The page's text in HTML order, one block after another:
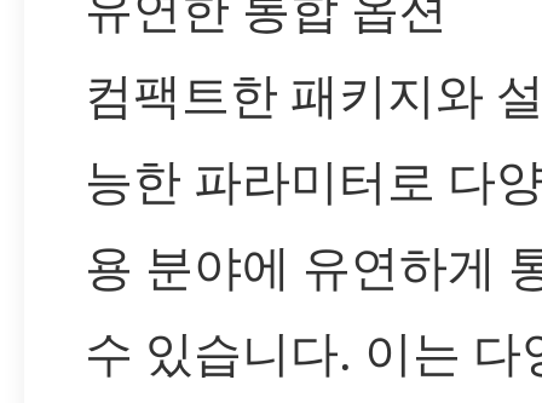
컴팩트한 패키지와
능한 파라미터로 다
용 분야에 유연하게
수 있습니다. 이는 다